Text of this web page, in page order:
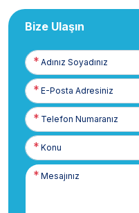
Bize Ulaşın
Adınız
Soyadınız
E-
Posta
Telefon
Numaranız